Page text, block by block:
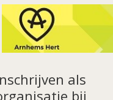
als
bij